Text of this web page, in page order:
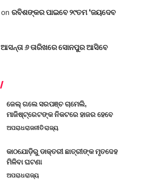
on ରବିଶଙ୍କର ପାଇବେ ୨୯ତମ ‘ଜୟଦେବ
ଆସନ୍ତା ୬ ତାରିଖରେ ସୋନପୁର ଆସିବେ
ଜେଲ୍ ଗଲେ ସରପଞ୍ଚ ଚାମେଲି,
ମାଜିଷ୍ଟ୍ରେଟଙ୍କ ନିକଟରେ ହାଜର ହେବେ
ଅପରାଧରାଜନୀତିରାଜ୍ୟ
କାଠଯୋଡ଼ିରୁ ଡାକ୍ତରୀ ଛାତ୍ରୀଙ୍କ ମୃତଦେହ
ମିଳିବା ଘଟଣା
ଅପରାଧରାଜ୍ୟ